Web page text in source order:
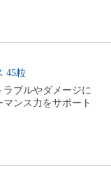
45粒
ブルやダメージに
ンス力をサポート